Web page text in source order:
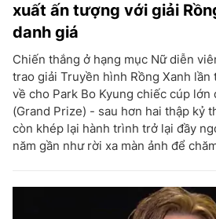
xuất ấn tượng với giải
danh giá
Chiến thắng ở hạng mục Nữ diễn
trao giải Truyền hình Rồng Xanh lần
về cho Park Bo Kyung chiếc cúp lớn
(Grand Prize) - sau hơn hai thập kỷ
còn khép lại hành trình trở lại đầy
năm gần như rời xa màn ảnh để